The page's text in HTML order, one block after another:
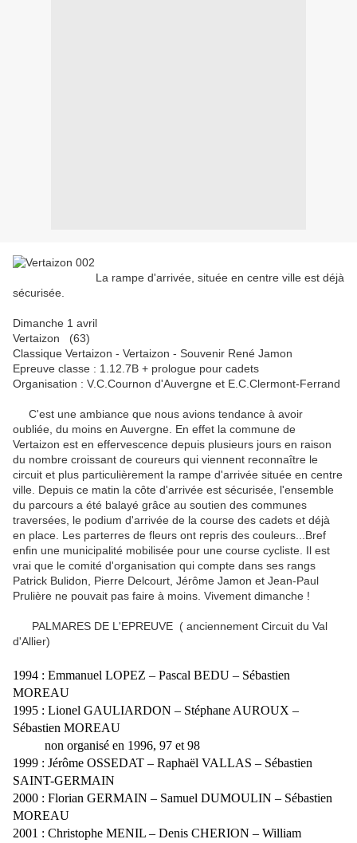
La rampe d'arrivée, située en centre ville est déjà
sécurisée.
Dimanche 1 avril
Vertaizon (63)
Classique Vertaizon - Vertaizon - Souvenir René Jamon
Epreuve classe : 1.12.7B + prologue pour cadets
Organisation : V.C.Cournon d'Auvergne et E.C.Clermont-Ferrand
C'est une ambiance que nous avions tendance à avoir
oubliée, du moins en Auvergne. En effet la commune de
Vertaizon est en effervescence depuis plusieurs jours en raison
du nombre croissant de coureurs qui viennent reconnaître le
circuit et plus particulièrement la rampe d'arrivée située en centre
ville. Depuis ce matin la côte d'arrivée est sécurisée, l'ensemble
du parcours a été balayé grâce au soutien des communes
traversées, le podium d'arrivée de la course des cadets et déjà
en place. Les parterres de fleurs ont repris des couleurs...Bref
enfin une municipalité mobilisée pour une course cycliste. Il est
vrai que le comité d'organisation qui compte dans ses rangs
Patrick Bulidon, Pierre Delcourt, Jérôme Jamon et Jean-Paul
Prulière ne pouvait pas faire à moins. Vivement dimanche !
PALMARES DE L'EPREUVE ( anciennement Circuit du Val
d'Allier)
1994 : Emmanuel LOPEZ – Pascal BEDU – Sébastien
MOREAU
1995 : Lionel GAULIARDON – Stéphane AUROUX –
Sébastien MOREAU
non organisé en 1996, 97 et 98
1999 : Jérôme OSSEDAT – Raphaël VALLAS – Sébastien
SAINT-GERMAIN
2000 : Florian GERMAIN – Samuel DUMOULIN – Sébastien
MOREAU
2001 : Christophe MENIL – Denis CHERION – William